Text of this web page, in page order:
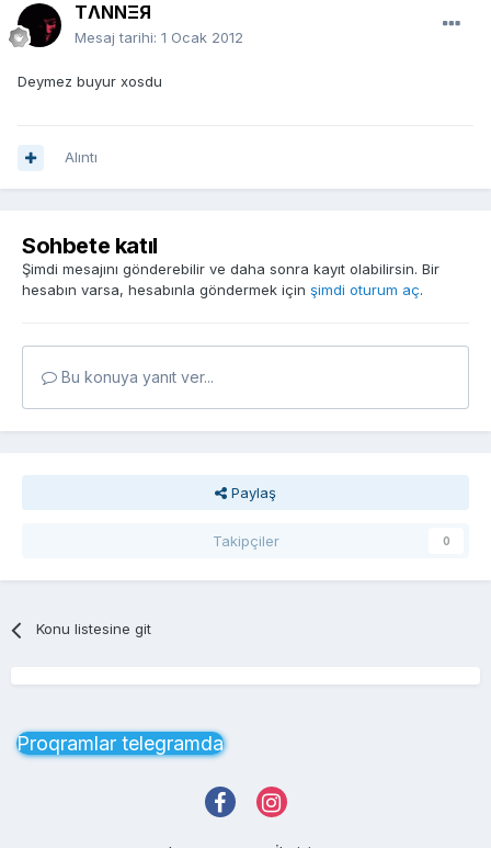
TΛNNΞЯ
Mesaj tarihi: 1 Ocak 2012
Deymez buyur xosdu
Alıntı
Sohbete katıl
Şimdi mesajını gönderebilir ve daha sonra kayıt olabilirsin. Bir
hesabın varsa, hesabınla göndermek için şimdi oturum aç.
Bu konuya yanıt ver...
Paylaş
Takipçiler 0
Konu listesine git
Proqramlar telegramda